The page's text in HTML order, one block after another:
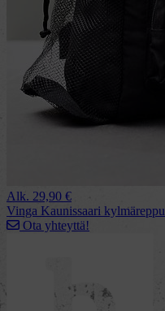
Alk. 29,90 €
Vinga Kaunissaari kylmäreppu
Ota yhteyttä!